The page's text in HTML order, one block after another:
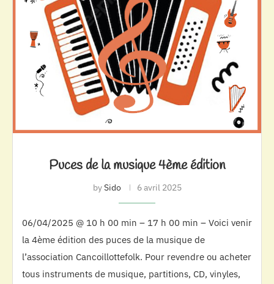
Puces de la musique 4ème édition
bySido 6 avril 2025
06/04/2025 @ 10 h 00 min – 17 h 00 min – Voici venir
la 4ème édition des puces de la musique de
l’association Cancoillottefolk. Pour revendre ou acheter
tous instruments de musique, partitions, CD, vinyles,